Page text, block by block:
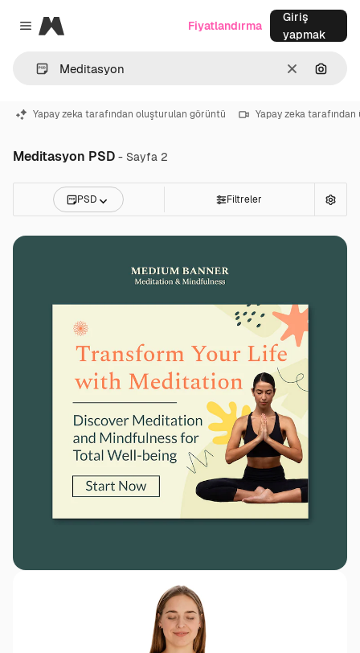
Close menu
Magnific
Temizlemek
Fiyatlandırma
Giriş
yapmak
Yapay zeka tarafından oluşturulan görüntü Yapay zeka
Meditasyon PSD - Sayfa 2
PSD Filtreler